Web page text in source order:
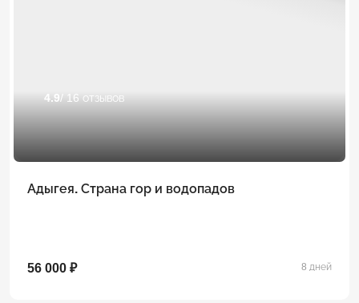
4.9/ 16 отзывов
Адыгея. Страна гор и водопадов
56 000 ₽ 8 дней